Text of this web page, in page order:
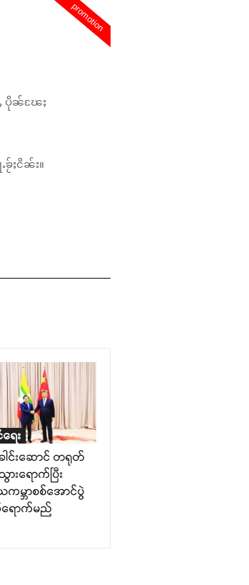
promotion
ပိုၼ်ၽႄႈ
ၶႂ်ႈငိၼ်း။
ေး
ါင်းဆောင် တရုတ်
ားရောက်ပြီး
မ္ဘာစစ်အောင်ပွဲ
ောက်မည်